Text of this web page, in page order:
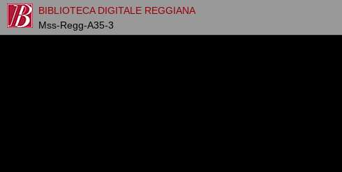
BIBLIOTECA DIGITALE REGGIANA
Mss-Regg-A35-3